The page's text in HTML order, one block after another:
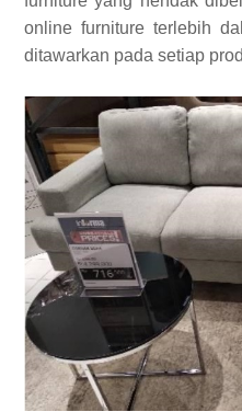
online furniture terlebih
ditawarkan pada setiap